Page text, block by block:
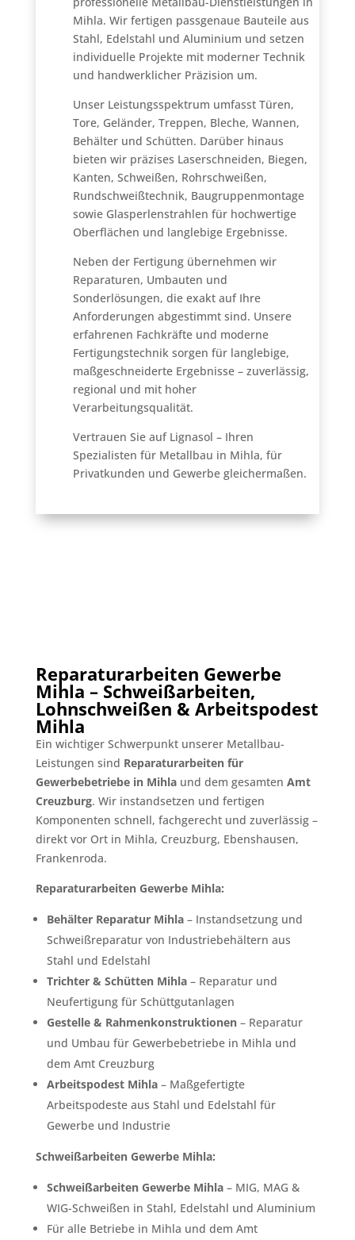
Mihla. Wir fertigen passgenaue Bauteile aus
Stahl, Edelstahl und Aluminium und setzen
individuelle Projekte mit moderner Technik
und handwerklicher Präzision um.
Unser Leistungsspektrum umfasst Türen,
Tore, Geländer, Treppen, Bleche, Wannen,
Behälter und Schütten. Darüber hinaus
bieten wir präzises Laserschneiden, Biegen,
Kanten, Schweißen, Rohrschweißen,
Rundschweißtechnik, Baugruppenmontage
sowie Glasperlenstrahlen für hochwertige
Oberflächen und langlebige Ergebnisse.
Neben der Fertigung übernehmen wir
Reparaturen, Umbauten und
Sonderlösungen, die exakt auf Ihre
Anforderungen abgestimmt sind. Unsere
erfahrenen Fachkräfte und moderne
Fertigungstechnik sorgen für langlebige,
maßgeschneiderte Ergebnisse – zuverlässig,
regional und mit hoher
Verarbeitungsqualität.
Vertrauen Sie auf Lignasol – Ihren
Spezialisten für Metallbau in Mihla, für
Privatkunden und Gewerbe gleichermaßen.
Reparaturarbeiten Gewerbe
Mihla – Schweißarbeiten,
Lohnschweißen & Arbeitspodest
Mihla
Ein wichtiger Schwerpunkt unserer Metallbau-
Leistungen sind Reparaturarbeiten für
Gewerbebetriebe in Mihlaund dem gesamten Amt
Creuzburg. Wir instandsetzen und fertigen
Komponenten schnell, fachgerecht und zuverlässig –
direkt vor Ort in Mihla, Creuzburg, Ebenshausen,
Frankenroda.
Reparaturarbeiten Gewerbe Mihla:
Behälter Reparatur Mihla– Instandsetzung und
Schweißreparatur von Industriebehältern aus
Stahl und Edelstahl
Trichter & Schütten Mihla– Reparatur und
Neufertigung für Schüttgutanlagen
Gestelle & Rahmenkonstruktionen– Reparatur
und Umbau für Gewerbebetriebe in Mihla und
dem Amt Creuzburg
Arbeitspodest Mihla– Maßgefertigte
Arbeitspodeste aus Stahl und Edelstahl für
Gewerbe und Industrie
Schweißarbeiten Gewerbe Mihla:
Schweißarbeiten Gewerbe Mihla– MIG, MAG &
WIG-Schweißen in Stahl, Edelstahl und Aluminium
Für alle Betriebe in Mihla und dem Amt